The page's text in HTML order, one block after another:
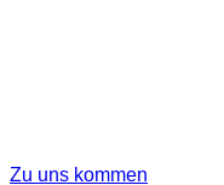
Zu uns kommen